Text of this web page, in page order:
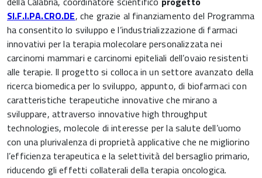
SI.F.I.PA.CRO.DE, che grazie al finanziamento del Programma
ha consentito lo sviluppo e l’industrializzazione di farmaci
innovativi per la terapia molecolare personalizzata nei
carcinomi mammari e carcinomi epiteliali dell’ovaio resistenti
alle terapie. Il progetto si colloca in un settore avanzato della
ricerca biomedica per lo sviluppo, appunto, di biofarmaci con
caratteristiche terapeutiche innovative che mirano a
sviluppare, attraverso innovative high throughput
technologies, molecole di interesse per la salute dell’uomo
con una plurivalenza di proprietà applicative che ne migliorino
l’efficienza terapeutica e la selettività del bersaglio primario,
riducendo gli effetti collaterali della terapia oncologica.